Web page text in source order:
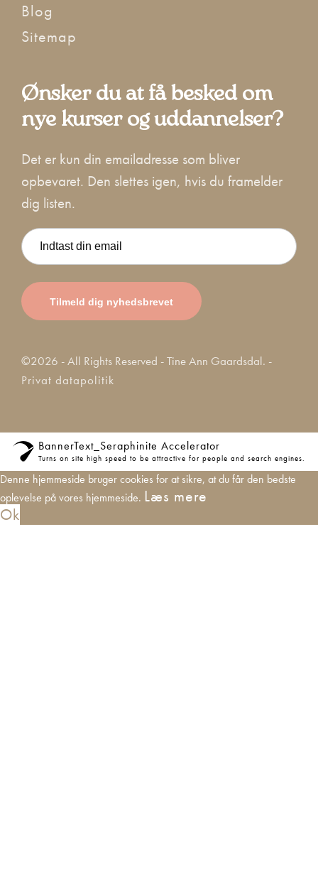
Blog
Sitemap
Ønsker du at få besked om
nye kurser og uddannelser?
Det er kun din emailadresse som bliver
opbevaret. Den slettes igen, hvis du framelder
dig listen.
©2026 - All Rights Reserved - Tine Ann Gaardsdal. -
Privat datapolitik
BannerText_Seraphinite Accelerator
Turns on site high speed to be attractive for people and search engines.
Denne hjemmeside bruger cookies for at sikre, at du får den bedste
oplevelse på vores hjemmeside. Læs mere
Ok